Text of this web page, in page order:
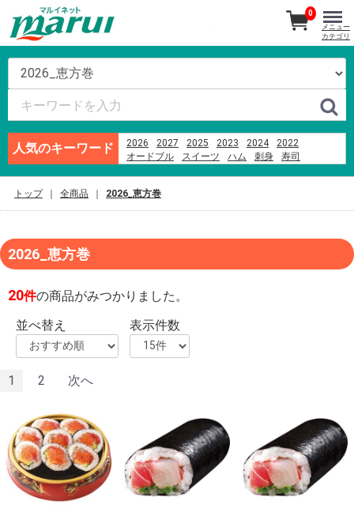
人気のキーワード 2026 2027 2025 2023 2024
2022
オードブル
スイーツ ハム 刺身
寿司
0
メニュー
カテゴリ
トップ 全商品 2026_恵方巻
2026_恵方巻
20件の商品がみつかりました。
並べ替え
表示件数
1 2 次へ